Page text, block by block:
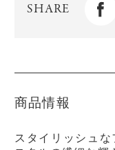
SHARE
商品情報
スタイリッシュ